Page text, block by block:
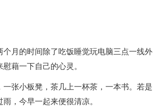
月的时间除了吃饭睡觉玩电脑三点一线外
藉一下自己的心灵。
张小板凳，茶几上一杯茶，一本书。若是
，今早一起来便很清凉。